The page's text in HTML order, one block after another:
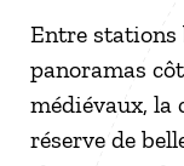
Entre stations
panoramas
médiévaux, la
réserve de